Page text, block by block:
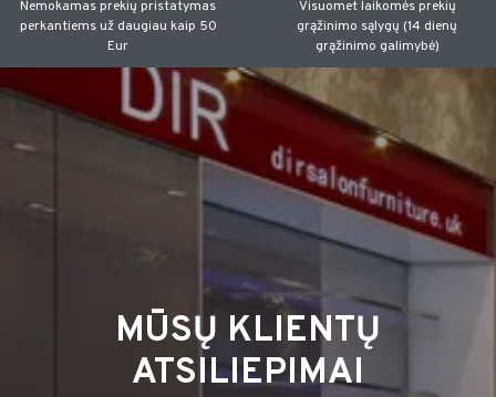
Nemokamas prekių pristatymas
perkantiems už daugiau kaip 50
Eur
Visuomet laikomės prekių
grąžinimo sąlygų (14 dienų
grąžinimo galimybė)
MŪSŲ KLIENTŲ
ATSILIEPIMAI